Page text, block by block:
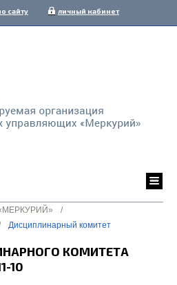
сайту личный кабинет
/
Дисциплинарный комитет
КОМИТЕТА
10